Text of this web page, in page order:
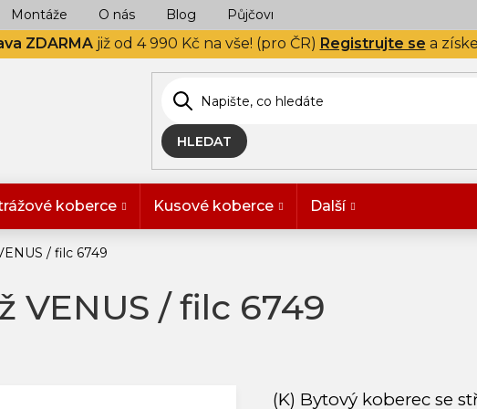
ZDARMA již od 4 990 Kč na vše! (pro ČR) Registrujte se a
Montáže O nás Blog Půjčovna
HLEDAT
koberce Kusové koberce Další
/ filc 6749
VENUS / filc 6749
(K) Bytový koberec se